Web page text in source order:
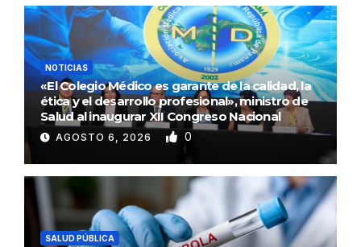
NOTICIAS
«El Colegio Médico es garante de la calidad, la
ética y el desarrollo profesional», ministro de
Salud al inaugurar XII Congreso Nacional
AGOSTO 6, 2026 0
SALUD PÚBLICA